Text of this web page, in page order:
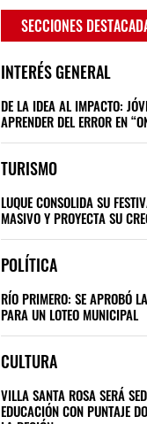
SECCIONES
INTERÉS GENERAL
DE LA IDEA AL IMPACTO:
APRENDER DEL ERROR EN
TURISMO
LUQUE CONSOLIDA SU
MASIVO Y PROYECTA SU
POLÍTICA
RÍO PRIMERO: SE APROBÓ
PARA UN LOTEO MUNICIPAL
CULTURA
VILLA SANTA ROSA SERÁ
EDUCACIÓN CON PUNTAJE